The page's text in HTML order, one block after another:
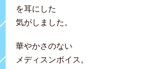
を耳にした
気がしました。
華やかさのない
メディスンボイス。